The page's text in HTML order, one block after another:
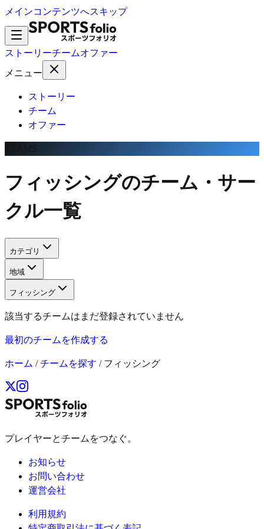
メインコンテンツへスキップ
ストーリーチームオファー
メニュー
ストーリー
チーム
オファー
TEAMS
フィッシングのチーム・サー
クル一覧
カテゴリ
地域
フィッシング
該当するチームはまだ登録されていません
最初のチームを作成する
ホーム /チームを探す / フィッシング
プレイヤーとチームをつなぐ。
お知らせ
お問い合わせ
運営会社
利用規約